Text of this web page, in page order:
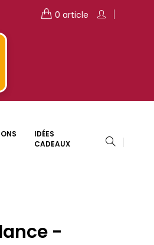
0 article
IDÉES
CADEAUX
-